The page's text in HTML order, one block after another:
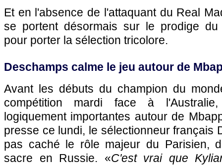
Et en l'absence de l'attaquant du Real
se portent désormais sur le prodige du
pour porter la sélection tricolore.
Deschamps calme le jeu autour de
Avant les débuts du champion du
compétition mardi face à
logiquement importantes autour de
presse ce lundi, le sélectionneur français
pas caché le rôle majeur du Parisien,
sacre en Russie. «C'est vrai que